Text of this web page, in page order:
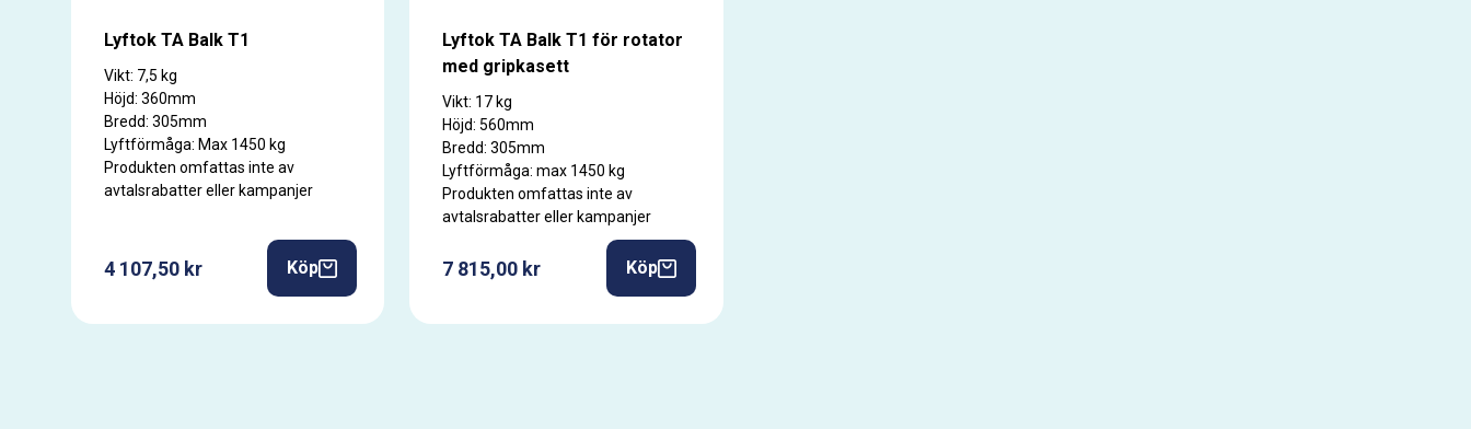
Lyftok TA Balk T1
Vikt: 7,5 kg
Höjd: 360mm
Bredd: 305mm
Lyftförmåga: Max 1450 kg
Produkten omfattas inte av
avtalsrabatter eller kampanjer
4 107,50 kr Köp
Lyftok TA Balk T1 för rotator
med gripkasett
Vikt: 17 kg
Höjd: 560mm
Bredd: 305mm
Lyftförmåga: max 1450 kg
Produkten omfattas inte av
avtalsrabatter eller kampanjer
7 815,00 kr Köp